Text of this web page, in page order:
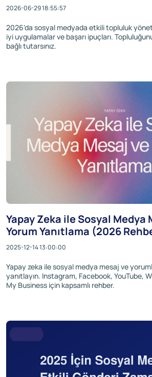
2026-06-29 18:55:57
2026'da sosyal medyada etkili topluluk
iyi uygulamalar ve başarı ipuçları.
bağlı tutarsınız.
Yapay Zeka ile Sosyal Medya
Yorum Yanıtlama (2026
2025-12-14 13:00:00
Yapay zeka ile sosyal medya mesaj ve
yanıtlayın. Instagram, Facebook, YouTube,
My Business için kapsamlı rehber.